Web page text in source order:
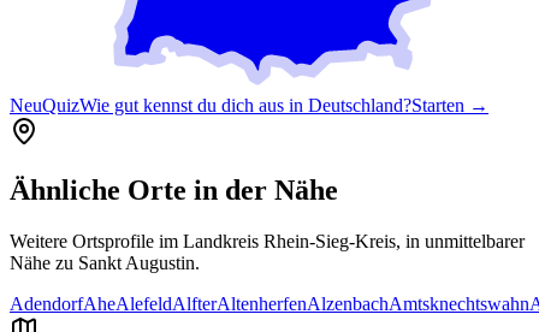
NeuQuizWie gut kennst du dich aus in Deutschland?Starten →
Ähnliche Orte in der Nähe
Weitere Ortsprofile im Landkreis Rhein-Sieg-Kreis, in unmittelbarer
Nähe zu Sankt Augustin.
AdendorfAheAlefeldAlfterAltenherfenAlzenbachAmtsknechtswahn